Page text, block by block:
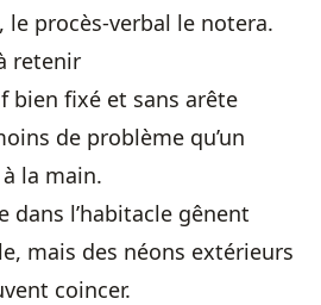
le procès-verbal le notera.
retenir
bien fixé et sans arête
de problème qu’un
la main.
dans l’habitacle gênent
mais des néons extérieurs
coincer.